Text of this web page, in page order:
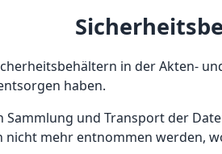
in der Akten-
haben.
Sammlung und Transport der
nicht mehr entnommen werden,